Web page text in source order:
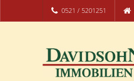
0521 / 5201251